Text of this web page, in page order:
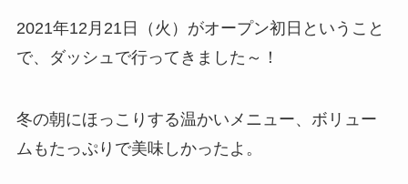
2021年12月21日（火）がオープン初日ということ
で、ダッシュで行ってきました～！
冬の朝にほっこりする温かいメニュー、ボリュー
ムもたっぷりで美味しかったよ。